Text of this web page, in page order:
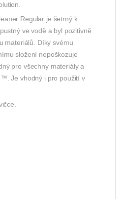
Regular je šetrný k
ve vodě a byl pozitivně
materiálů. Díky svému
složení nepoškozuje
pro všechny materiály a
Je vhodný i pro použití v